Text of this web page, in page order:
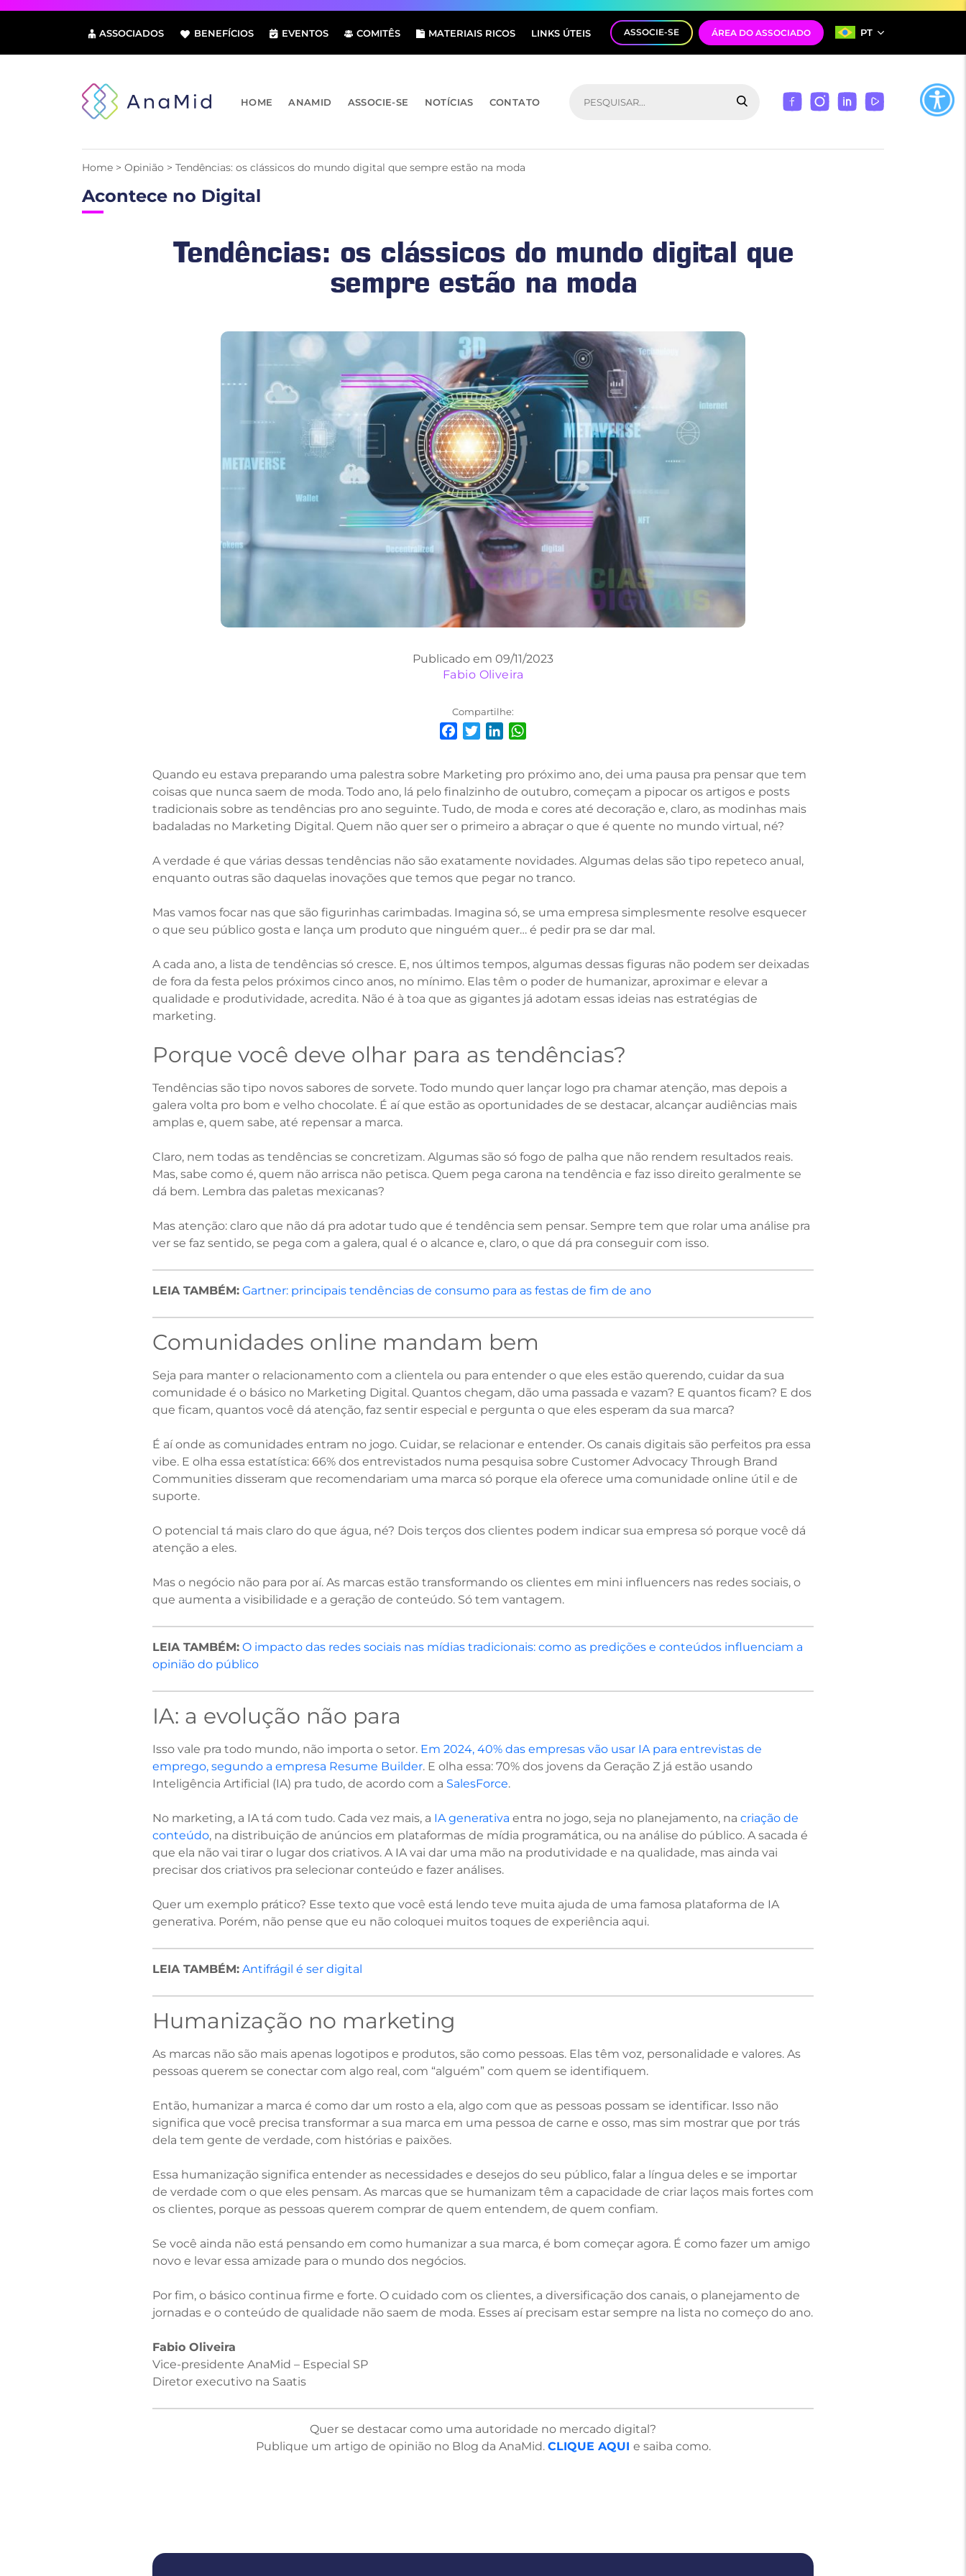
Pular
conteúdo
ASSOCIADOS BENEFÍCIOS EVENTOS COMITÊS MATERIAIS RICOS LINKS ÚTEIS ASSOCIE-SE ÁREA DO ASSOCIADO PT
HOME ANAMID ASSOCIE-SE NOTÍCIAS CONTATO
Home > Opinião > Tendências: os clássicos do mundo digital que sempre estão na moda
Acontece no Digital
Tendências: os clássicos do mundo digital que
sempre estão na moda
Publicado em 09/11/2023
Fabio Oliveira
Compartilhe:
Quando eu estava preparando uma palestra sobre Marketing pro próximo ano, dei uma pausa pra pensar que tem
coisas que nunca saem de moda. Todo ano, lá pelo finalzinho de outubro, começam a pipocar os artigos e posts
tradicionais sobre as tendências pro ano seguinte. Tudo, de moda e cores até decoração e, claro, as modinhas mais
badaladas no Marketing Digital. Quem não quer ser o primeiro a abraçar o que é quente no mundo virtual, né?
A verdade é que várias dessas tendências não são exatamente novidades. Algumas delas são tipo repeteco anual,
enquanto outras são daquelas inovações que temos que pegar no tranco.
Mas vamos focar nas que são figurinhas carimbadas. Imagina só, se uma empresa simplesmente resolve esquecer
o que seu público gosta e lança um produto que ninguém quer… é pedir pra se dar mal.
A cada ano, a lista de tendências só cresce. E, nos últimos tempos, algumas dessas figuras não podem ser deixadas
de fora da festa pelos próximos cinco anos, no mínimo. Elas têm o poder de humanizar, aproximar e elevar a
qualidade e produtividade, acredita. Não é à toa que as gigantes já adotam essas ideias nas estratégias de
marketing.
Porque você deve olhar para as tendências?
Tendências são tipo novos sabores de sorvete. Todo mundo quer lançar logo pra chamar atenção, mas depois a
galera volta pro bom e velho chocolate. É aí que estão as oportunidades de se destacar, alcançar audiências mais
amplas e, quem sabe, até repensar a marca.
Claro, nem todas as tendências se concretizam. Algumas são só fogo de palha que não rendem resultados reais.
Mas, sabe como é, quem não arrisca não petisca. Quem pega carona na tendência e faz isso direito geralmente se
dá bem. Lembra das paletas mexicanas?
Mas atenção: claro que não dá pra adotar tudo que é tendência sem pensar. Sempre tem que rolar uma análise pra
ver se faz sentido, se pega com a galera, qual é o alcance e, claro, o que dá pra conseguir com isso.
LEIA TAMBÉM: Gartner: principais tendências de consumo para as festas de fim de ano
Comunidades online mandam bem
Seja para manter o relacionamento com a clientela ou para entender o que eles estão querendo, cuidar da sua
comunidade é o básico no Marketing Digital. Quantos chegam, dão uma passada e vazam? E quantos ficam? E dos
que ficam, quantos você dá atenção, faz sentir especial e pergunta o que eles esperam da sua marca?
É aí onde as comunidades entram no jogo. Cuidar, se relacionar e entender. Os canais digitais são perfeitos pra essa
vibe. E olha essa estatística: 66% dos entrevistados numa pesquisa sobre Customer Advocacy Through Brand
Communities disseram que recomendariam uma marca só porque ela oferece uma comunidade online útil e de
suporte.
O potencial tá mais claro do que água, né? Dois terços dos clientes podem indicar sua empresa só porque você dá
atenção a eles.
Mas o negócio não para por aí. As marcas estão transformando os clientes em mini influencers nas redes sociais, o
que aumenta a visibilidade e a geração de conteúdo. Só tem vantagem.
LEIA TAMBÉM: O impacto das redes sociais nas mídias tradicionais: como as predições e conteúdos influenciam a
opinião do público
IA: a evolução não para
Isso vale pra todo mundo, não importa o setor. Em 2024, 40% das empresas vão usar IA para entrevistas de
emprego, segundo a empresa Resume Builder. E olha essa: 70% dos jovens da Geração Z já estão usando
Inteligência Artificial (IA) pra tudo, de acordo com a SalesForce.
No marketing, a IA tá com tudo. Cada vez mais, a IA generativa entra no jogo, seja no planejamento, na criação de
conteúdo, na distribuição de anúncios em plataformas de mídia programática, ou na análise do público. A sacada é
que ela não vai tirar o lugar dos criativos. A IA vai dar uma mão na produtividade e na qualidade, mas ainda vai
precisar dos criativos pra selecionar conteúdo e fazer análises.
Quer um exemplo prático? Esse texto que você está lendo teve muita ajuda de uma famosa plataforma de IA
generativa. Porém, não pense que eu não coloquei muitos toques de experiência aqui.
LEIA TAMBÉM: Antifrágil é ser digital
Humanização no marketing
As marcas não são mais apenas logotipos e produtos, são como pessoas. Elas têm voz, personalidade e valores. As
pessoas querem se conectar com algo real, com “alguém” com quem se identifiquem.
Então, humanizar a marca é como dar um rosto a ela, algo com que as pessoas possam se identificar. Isso não
significa que você precisa transformar a sua marca em uma pessoa de carne e osso, mas sim mostrar que por trás
dela tem gente de verdade, com histórias e paixões.
Essa humanização significa entender as necessidades e desejos do seu público, falar a língua deles e se importar
de verdade com o que eles pensam. As marcas que se humanizam têm a capacidade de criar laços mais fortes com
os clientes, porque as pessoas querem comprar de quem entendem, de quem confiam.
Se você ainda não está pensando em como humanizar a sua marca, é bom começar agora. É como fazer um amigo
novo e levar essa amizade para o mundo dos negócios.
Por fim, o básico continua firme e forte. O cuidado com os clientes, a diversificação dos canais, o planejamento de
jornadas e o conteúdo de qualidade não saem de moda. Esses aí precisam estar sempre na lista no começo do ano.
Fabio Oliveira
Vice-presidente AnaMid – Especial SP
Diretor executivo na Saatis
Quer se destacar como uma autoridade no mercado digital?
Publique um artigo de opinião no Blog da AnaMid. CLIQUE AQUI e saiba como.